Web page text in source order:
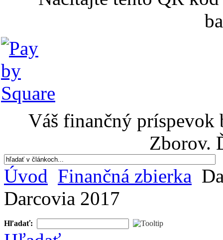
Váš finančný príspevok
Zborov.
Úvod Finančná zbierka
Darcovia 2017
Hľadať: